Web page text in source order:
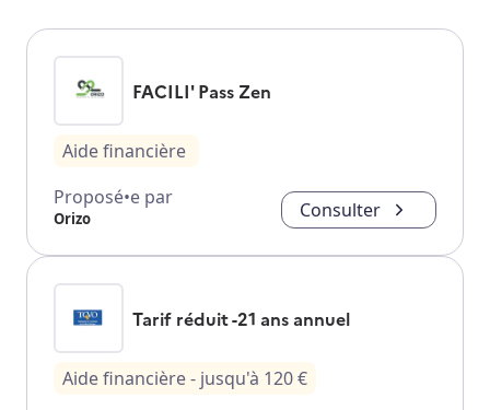
FACILI' Pass Zen
Aide financière
Proposé•e par
Orizo Consulter
Tarif réduit -21 ans annuel
Aide financière- jusqu'à 120€